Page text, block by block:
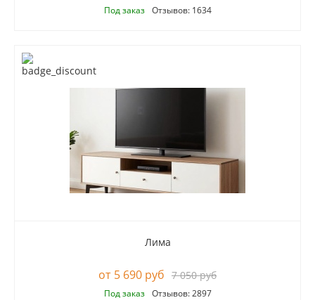
Под заказ Отзывов: 1634
Лима
5 690 руб 7 050 руб
Под заказ Отзывов: 2897